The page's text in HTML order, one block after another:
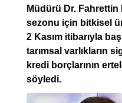
Müdürü Dr. Fahrettin
sezonu için bitkisel
2 Kasım itibarıyla
tarımsal varlıkların
kredi borçlarının
söyledi.